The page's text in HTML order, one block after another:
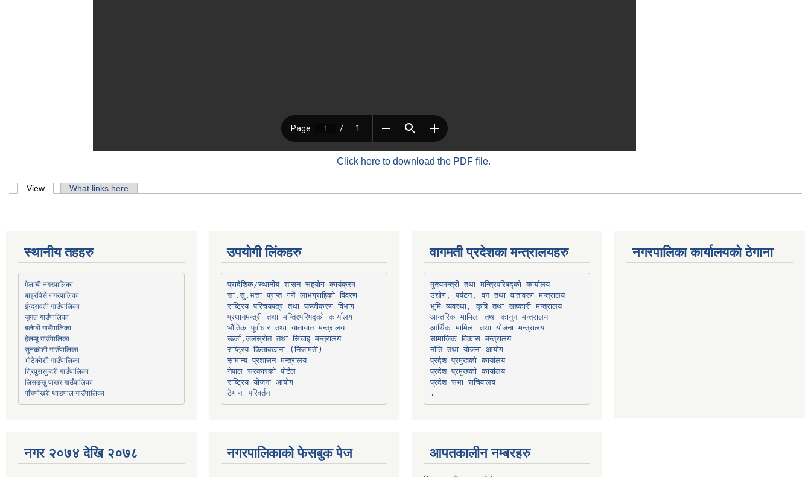
Click here to download the PDF file.
Primary tabs
View (active tab)What links here
स्थानीय तहहरु
मेलम्ची नगरपालिका
बाह्रविसे नगरपालिका
ईन्द्रावती गाउँपालिका
जुगल गाउँपालिका
बलेफी गाउँपालिका
हेलम्बु गाउँपालिका
सुनकोशी गाउँपालिका
भोटेकोशी गाउँपालिका
त्रिपुरासुन्दरी गाउँपालिका
लिसङ्खु पाखर गाउँपालिका
पाँचपोखरी थाङपाल गाउँपालिका
नगर २०७४ देखि २०७८
उपयोगी लिंकहरु
प्रादेशिक/स्थानीय शासन सहयोग कार्यक्रम
सा.सु.भत्ता प्राप्त गर्ने लाभग्राहिको विवरण
राष्ट्रिय परिचयपत्र तथा पञ्‍जीकरण विभाग
प्रधानमन्त्री तथा मन्त्रिपरिषद्को कार्यालय
भौतिक पूर्वाधार तथा यातायात मन्त्रालय
ऊर्जा,जलस्रोत तथा सिंचाइ मन्त्रालय
सामान्य प्रशासन मन्त्रालय
नेपाल सरकारको पोर्टल
राष्ट्रिय योजना आयोग
ठेगाना परिवर्तन
नगरपालिकाको फेसबुक पेज
वागमती प्रदेशका मन्त्रालयहरु
मुख्यमन्त्री तथा मन्त्रिपरिषद्को कार्यालय
उद्योग, पर्यटन, वन तथा वातावरण मन्त्रालय
भूमि व्यवस्था, कृषि तथा सहकारी मन्त्रालय
आन्तरिक मामिला तथा कानुन मन्त्रालय
आर्थिक मामिला तथा योजना मन्त्रालय
सामाजिक विकास मन्त्रालय
नीति तथा योजना आयोग
प्रदेश प्रमुखको कार्यालय
प्रदेश प्रमुखको कार्यालय
प्रदेश सभा सचिवालय
आपतकालीन नम्बरहरु
नगरपालिका कार्यालयको ठेगाना